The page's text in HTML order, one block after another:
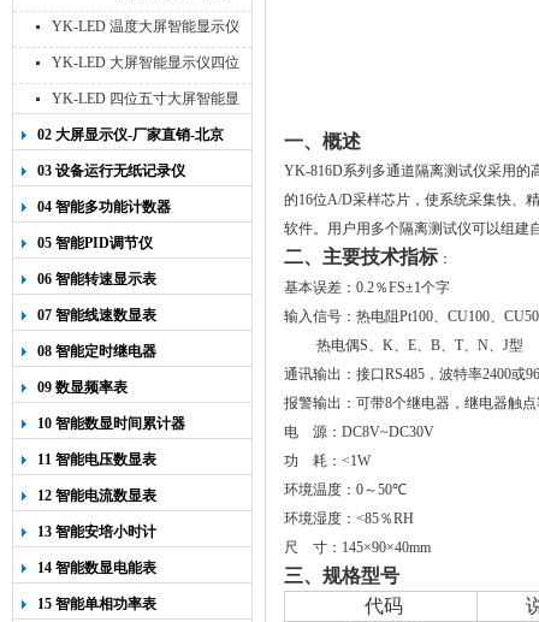
仪
YK-LED 温度大屏智能显示仪
四位十寸
YK-LED 大屏智能显示仪四位
八寸
YK-LED 四位五寸大屏智能显
示仪
02 大屏显示仪-厂家直销-北京
宇科泰吉
03 设备运行无纸记录仪
04 智能多功能计数器
05 智能PID调节仪
06 智能转速显示表
07 智能线速数显表
08 智能定时继电器
09 数显频率表
10 智能数显时间累计器
11 智能电压数显表
12 智能电流数显表
13 智能安培小时计
14 智能数显电能表
15 智能单相功率表
一、概述
YK-816D系列多通道隔离测试仪采用的
的16位A/D采样芯片，使系统采集快、
软件。用户用多个隔离测试仪可以组建
二、主要技术指标：
基本误差： 0.2％FS±1个字
输入信号：热电阻 Pt100、 CU100、 CU50
热电偶S、 K、 E、 B、 T、 N、 J型
通讯输出：接口RS485 ，波特率2400或
报警输出：可带8个继电器， 继电器触
电
源： DC8V~DC30V
功
耗： <1W
环境温度： 0～50℃
环境湿度： <85％RH
尺
寸： 145×90×40mm
三、规格型号
代码